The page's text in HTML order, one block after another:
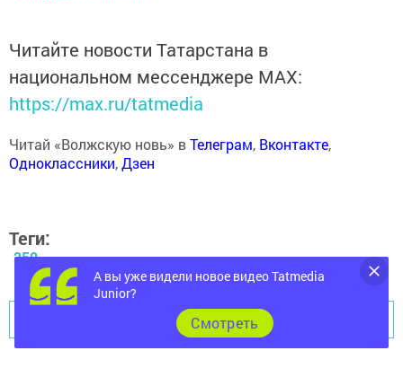
Читайте новости Татарстана в
национальном мессенджере MАХ:
https://max.ru/tatmedia
Читай «Волжскую новь» вТелеграм, Вконтакте,
Одноклассники,Дзен
Теги:
250
Перейти на страницу новости
А вы уже видели новое видео Tatmedia
Junior?
Cмотреть